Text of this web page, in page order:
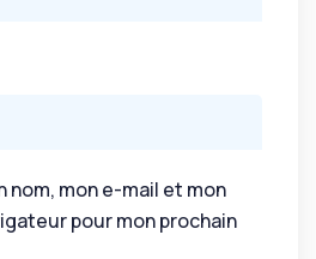
nom, mon e-mail et mon
pour mon prochain